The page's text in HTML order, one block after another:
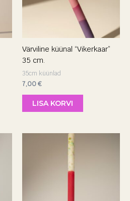
Värviline küünal “Vikerkaar”
35 cm.
35cm küünlad
7,00€
LISA KORVI